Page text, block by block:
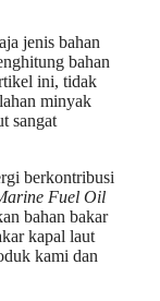
jenis bahan
bahan
ini, tidak
minyak
sangat
berkontribusi
Fuel Oil
bahan bakar
kapal laut
kami dan